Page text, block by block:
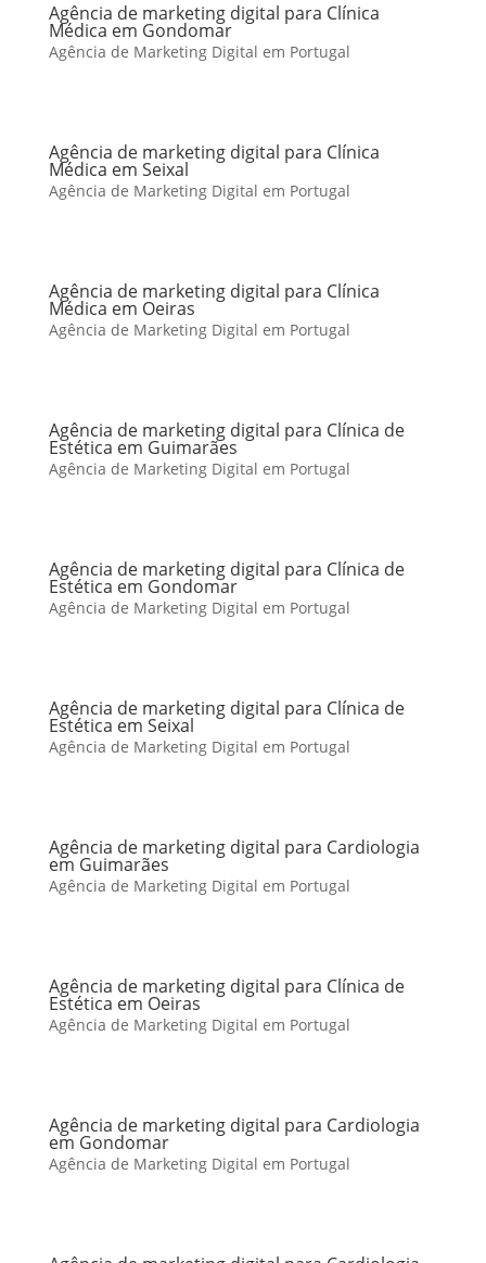
Agência de marketing digital para Clínica
Médica em Gondomar
Agência de Marketing Digital em Portugal
Agência de marketing digital para Clínica
Médica em Seixal
Agência de Marketing Digital em Portugal
Agência de marketing digital para Clínica
Médica em Oeiras
Agência de Marketing Digital em Portugal
Agência de marketing digital para Clínica de
Estética em Guimarães
Agência de Marketing Digital em Portugal
Agência de marketing digital para Clínica de
Estética em Gondomar
Agência de Marketing Digital em Portugal
Agência de marketing digital para Clínica de
Estética em Seixal
Agência de Marketing Digital em Portugal
Agência de marketing digital para Cardiologia
em Guimarães
Agência de Marketing Digital em Portugal
Agência de marketing digital para Clínica de
Estética em Oeiras
Agência de Marketing Digital em Portugal
Agência de marketing digital para Cardiologia
em Gondomar
Agência de Marketing Digital em Portugal